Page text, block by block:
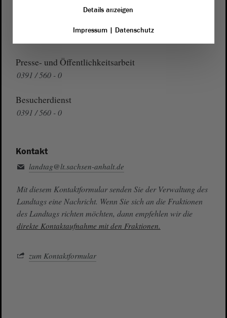
0391 / 560 - 1123
Presse- und Öffentlichkeitsarbeit
0391 / 560 - 0
Besucherdienst
0391 / 560 - 0
Kontakt
landtag@lt.sachsen-anhalt.de
Mit diesem Kontaktformular senden Sie der Verwaltung des
Landtags eine Nachricht. Wenn Sie sich an die Fraktionen
des Landtags richten möchten, dann empfehlen wir die
direkte Kontaktaufnahme mit den Fraktionen.
zum Kontaktformular
Details anzeigen
Impressum| Datenschutz